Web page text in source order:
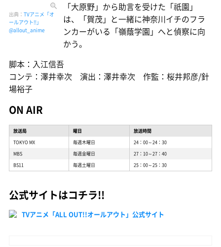
出典： TVアニメ「オ
ールアウト!!」
@allout_anime
「大原野」から助言を受けた「祇園」
は、「賀茂」と一緒に神奈川イチのフラ
ンカーがいる「嶺蔭学園」へと偵察に向
かう。
脚本：入江信吾
コンテ：澤井幸次 演出：澤井幸次 作監：桜井邦彦/針
場裕子
ON AIR
放送局 曜日
放送時間
TOKYO MX
毎週木曜日
24：00～24：30
MBS
毎週金曜日
27：10～27：40
BS11
毎週土曜日 25：00～25：30
公式サイトはコチラ!!
TVアニメ「ALL OUT!!オールアウト」公式サイト